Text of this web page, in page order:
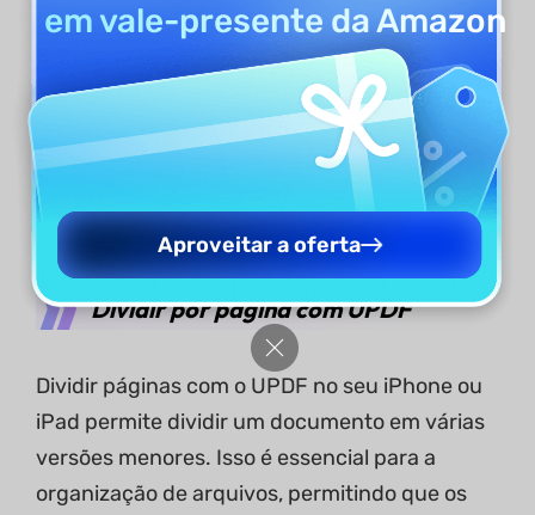
Dividir por página com UPDF
Dividir páginas com o UPDF no seu iPhone ou
iPad permite dividir um documento em várias
versões menores. Isso é essencial para a
organização de arquivos, permitindo que os
em vale-presente da Amazon
Aproveitar a oferta